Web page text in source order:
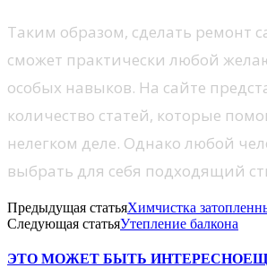
Таким образом, сделать ремонт
сможет практически любой
особых навыков. На сайте
количество статей, которые
нелегком деле. Однако любой
выбрать для себя подходящий
Предыдущая статьяХимчистка
Следующая статьяУтепление балкона
ЭТО МОЖЕТ БЫТЬ ИНТЕРЕСНО